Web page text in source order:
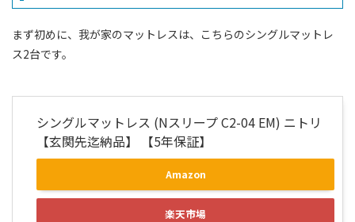
まず初めに、我が家のマットレスは、こちらのシングルマットレ
ス2台です。
シングルマットレス (Nスリープ C2-04 EM) ニトリ
【玄関先迄納品】 【5年保証】
Amazon
楽天市場